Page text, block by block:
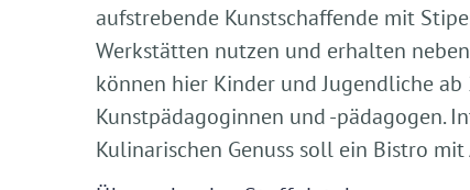
aufstrebende Kunstschaffende mit
Werkstätten nutzen und erhalten
können hier Kinder und Jugendliche
Kunstpädagoginnen und -pädagogen.
Kulinarischen Genuss soll ein Bistro